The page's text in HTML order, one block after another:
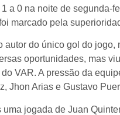
a 0 na noite de segunda-
marcado pela
autor do único gol do
oportunidades, mas
VAR. A pressão da
Jhon Arias e Gustavo
jogada de Juan